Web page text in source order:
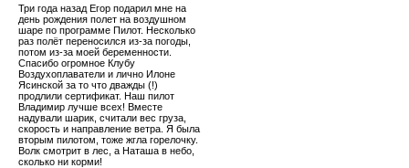
Три года назад Егор подарил мне на
день рождения полет на воздушном
шаре по программе Пилот. Несколько
раз полёт переносился из-за погоды,
потом из-за моей беременности.
Спасибо огромное Клубу
Воздухоплаватели и лично Илоне
Ясинской за то что дважды (!)
продлили сертификат. Наш пилот
Владимир лучше всех! Вместе
надували шарик, считали вес груза,
скорость и направление ветра. Я была
вторым пилотом, тоже жгла горелочку.
Волк смотрит в лес, а Наташа в небо,
сколько ни корми!